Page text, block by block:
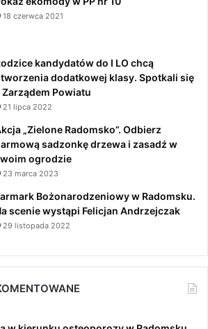
18 czerwca 2021
kandydatów do I LO chcą
dodatkowej klasy. Spotkali się
Zarządem Powiatu
21 lipca 2022
„Zielone Radomsko”. Odbierz
sadzonkę drzewa i zasadź w
ogrodzie
23 marca 2023
Bożonarodzeniowy w Radomsku.
scenie wystąpi Felicjan Andrzejczak
29 listopada 2022